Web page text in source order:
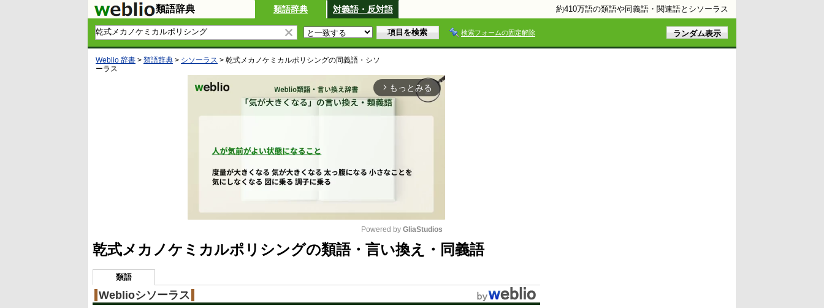
類語辞典 類語辞典 対義語・反対語 約410万語の類語や同義語・関連語とシソーラス
検索フォームの固定解除
Weblio 辞書 > 類語辞典 > シソーラス > 乾式メカノケミカルポリシングの同義語・シソ
ーラス
arrow_forward_ios もっとみる
Powered by GliaStudios
乾式メカノケミカルポリシングの類語・言い換え・同義語
類語
Weblioシソーラス